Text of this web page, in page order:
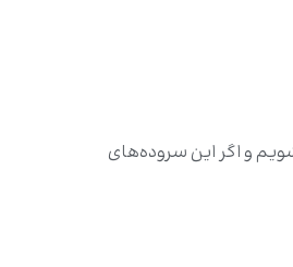
و اگر این سروده‌های